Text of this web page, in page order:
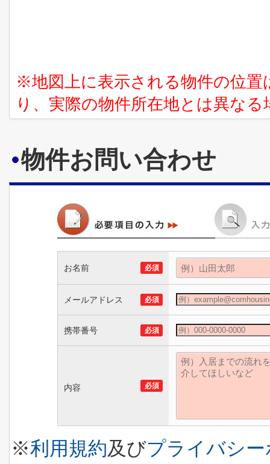
※地図上に表示される物件の位
り、実際の物件所在地とは異な
物件お問い合わせ
お名前 必須
メールアドレス 必須
携帯番号 必須
内容 必須
※利用規約及びプライバシ